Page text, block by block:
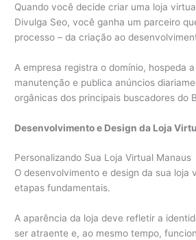
Quando você decide criar uma loja
Divulga Seo, você ganha um parceiro
processo – da criação ao
A empresa registra o domínio, hospeda
manutenção e publica anúncios
orgânicas dos principais buscadores do
Desenvolvimento e Design da Loja
Personalizando Sua Loja Virtual Manaus
O desenvolvimento e design da sua loja
etapas fundamentais.
A aparência da loja deve refletir a
ser atraente e, ao mesmo tempo,